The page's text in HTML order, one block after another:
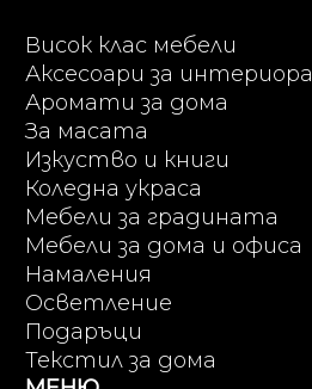
Висок клас мебели
Аксесоари за интериора
Аромати за дома
За масата
Изкуство и книги
Коледна украса
Мебели за градината
Мебели за дома и офиса
Намаления
Осветление
Подаръци
Текстил за дома